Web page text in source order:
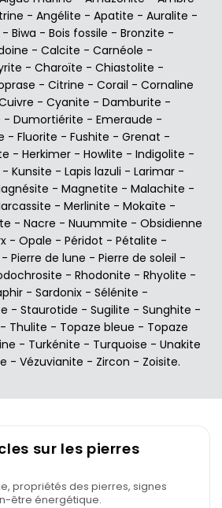
- Angélite - Apatite - Auralite -
- Biwa - Bois fossile - Bronzite -
- Calcite - Carnéole -
- Charoïte - Chiastolite -
- Citrine - Corail - Cornaline
- Cyanite - Damburite -
- Dumortiérite - Emeraude -
- Fluorite - Fushite - Grenat -
- Herkimer - Howlite - Indigolite -
- Kunsite - Lapis lazuli - Larimar -
- Magnetite - Malachite -
- Merlinite - Mokaïte -
- Nacre - Nuummite - Obsidienne
- Opale - Péridot - Pétalite -
- Pierre de lune - Pierre de soleil -
- Rhodonite - Rhyolite -
- Sardonix - Sélénite -
- Staurotide - Sugilite - Sunghite -
- Thulite - Topaze bleue - Topaze
- Turkénite - Turquoise - Unakite
- Vézuvianite - Zircon - Zoisite.
sur les pierres
propriétés des pierres, signes
être énergétique.